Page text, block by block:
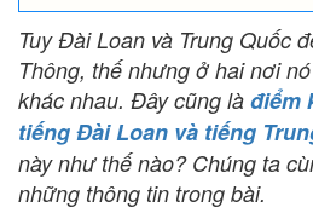
Tuy Đài Loan và Trung Quốc
Thông, thế nhưng ở hai nơi
khác nhau. Đây cũng là điểm
tiếng Đài Loan và tiếng
này như thế nào? Chúng ta
những thông tin trong bài.